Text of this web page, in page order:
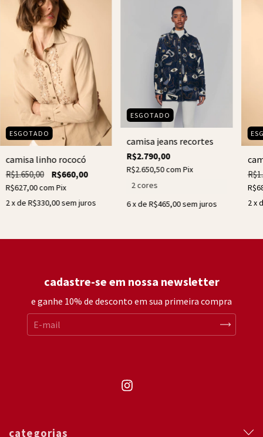
ESGOTADO
camisa linho rococó
R$1.650,00 R$660,00
R$627,00com Pix
2x de R$330,00sem juros
ESGOTADO
camisa jeans recortes
R$2.790,00
R$2.650,50com Pix
2 cores
6x de R$465,00sem juros
2x
cadastre-se em nossa newsletter
e ganhe 10% de desconto em sua primeira compra
categorias